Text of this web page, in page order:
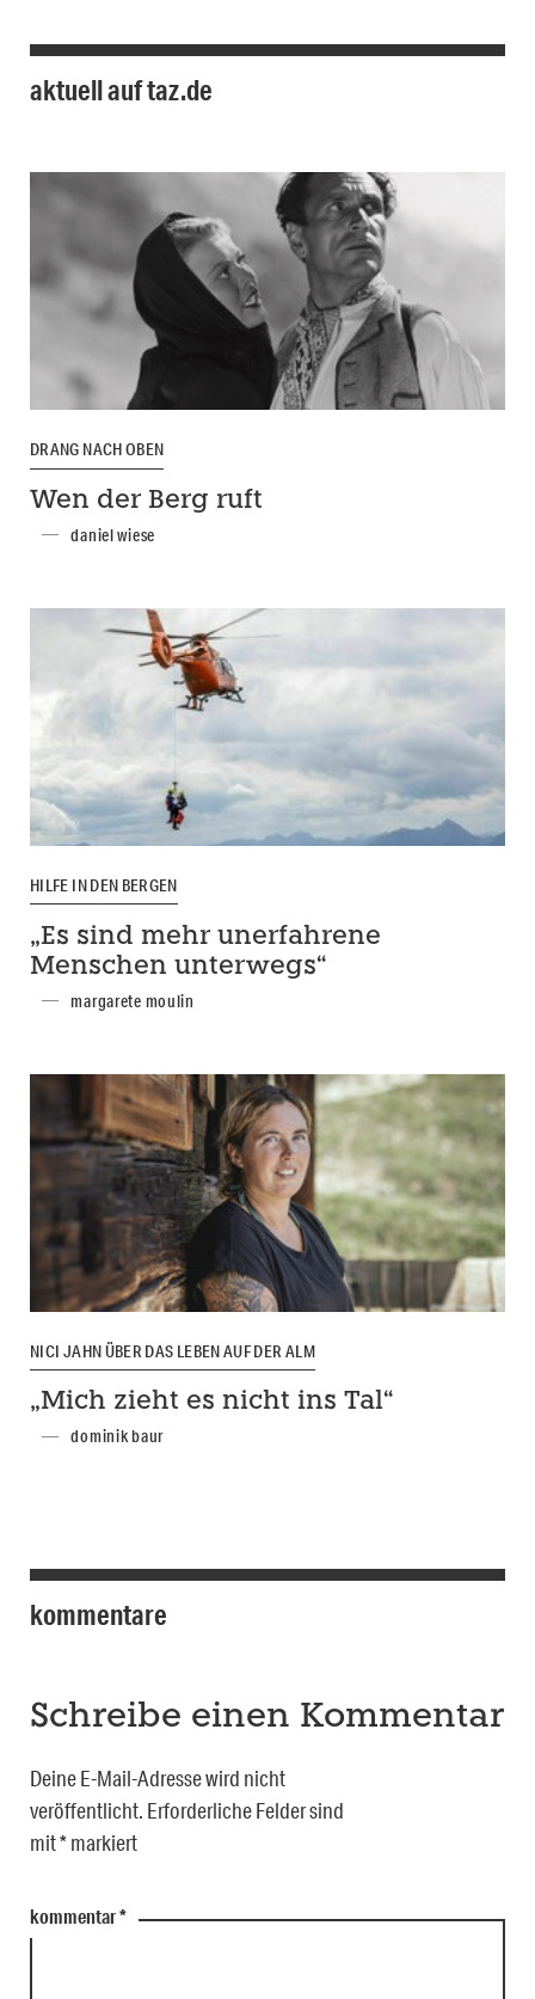
aktuell auf taz.de
DRANG NACH OBEN
Wen der Berg ruft
daniel wiese
HILFE IN DEN BERGEN
„Es sind mehr unerfahrene
Menschen unterwegs“
margarete moulin
NICI JAHN ÜBER DAS LEBEN AUF DER ALM
„Mich zieht es nicht ins Tal“
dominik baur
kommentare
Schreibe einen Kommentar
Deine E-Mail-Adresse wird nicht
veröffentlicht. Erforderliche Felder sind
mit*markiert
kommentar*